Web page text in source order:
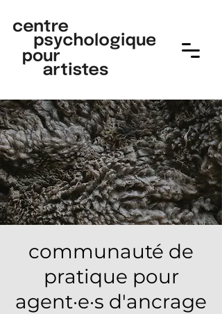
communauté de
pratique pour
agent·e·s d'ancrage